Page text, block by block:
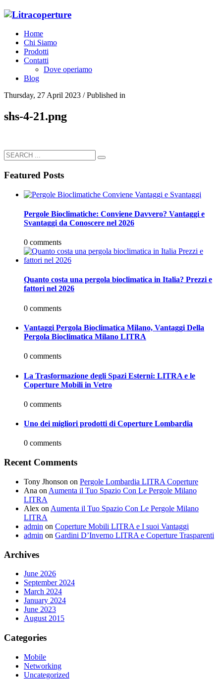
Home
Chi Siamo
Prodotti
Contatti
Dove operiamo
Blog
Thursday, 27 April 2023 /Published in
shs-4-21.png
Featured Posts
Pergole Bioclimatiche: Conviene Davvero? Vantaggi e
Svantaggi da Conoscere nel 2026
0 comments
Quanto costa una pergola bioclimatica in Italia? Prezzi e
fattori nel 2026
0 comments
Vantaggi Pergola Bioclimatica Milano, Vantaggi Della
Pergola Bioclimatica Milano LITRA
0 comments
La Trasformazione degli Spazi Esterni: LITRA e le
Coperture Mobili in Vetro
0 comments
Uno dei migliori prodotti di Coperture Lombardia
0 comments
Recent Comments
Tony Jhonson on Pergole Lombardia LITRA Coperture
Ana on Aumenta il Tuo Spazio Con Le Pergole Milano
LITRA
Alex on Aumenta il Tuo Spazio Con Le Pergole Milano
LITRA
admin on Coperture Mobili LITRA e I suoi Vantaggi
admin on Gardini D’Inverno LITRA e Coperture Trasparenti
Archives
June 2026
September 2024
March 2024
January 2024
June 2023
August 2015
Categories
Mobile
Networking
Uncategorized